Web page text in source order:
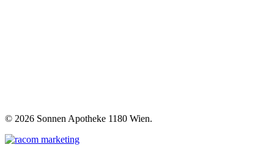
© 2026 Sonnen Apotheke 1180 Wien.